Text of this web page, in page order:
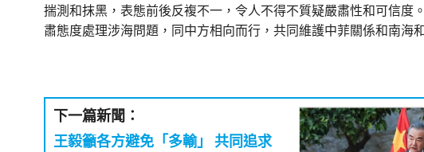
揣測和抹黑，表態前後反複不一，令人不得不質疑嚴肅性和可信度
肅態度處理涉海問題，同中方相向而行，共同維護中菲關係和南海
下一篇新聞：
王毅籲各方避免「多輸」 共同追求